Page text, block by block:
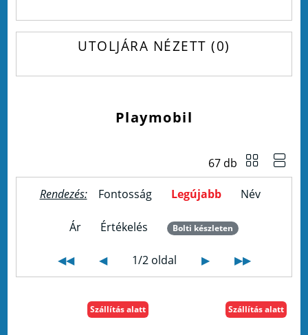
UTOLJÁRA NÉZETT 0
Playmobil
67 db
Rendezés: Fontosság Legújabb Név
Ár Értékelés Bolti készleten
◀◀ ◀ 1/2 oldal ▶ ▶▶
Szállítás alatt Szállítás alatt